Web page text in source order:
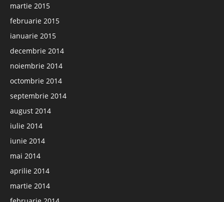
martie 2015
februarie 2015
ianuarie 2015
decembrie 2014
noiembrie 2014
octombrie 2014
septembrie 2014
august 2014
iulie 2014
iunie 2014
mai 2014
aprilie 2014
martie 2014